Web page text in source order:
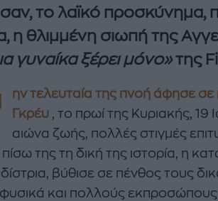
το λαϊκό προσκύνημα,
η θλιμμένη σιωπή της
γυναίκα ξέρει μόνο»της
ην τελευταία της πνοή άφησε σε
Γκρέυ , το πρωί της Κυριακής, 19
αιώνα ζωής, πολλές στιγμές
της τη δική της ιστορία, η
βύθισε σε πένθος τους
και πολλούς εκπροσώπους
Point of View
ΑΠΟΣΤΟΛΟΠΟΥΛΟΥ